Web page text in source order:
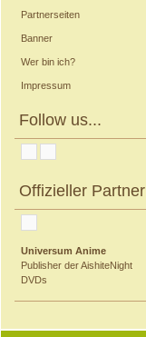
Partnerseiten
Banner
Wer bin ich?
Impressum
Follow us...
Offizieller Partner
Universum Anime
Publisher der AishiteNight
DVDs